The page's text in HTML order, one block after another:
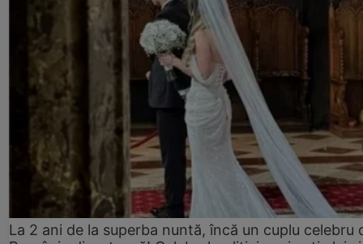
La 2 ani de la superba nuntă, încă un cuplu celebru